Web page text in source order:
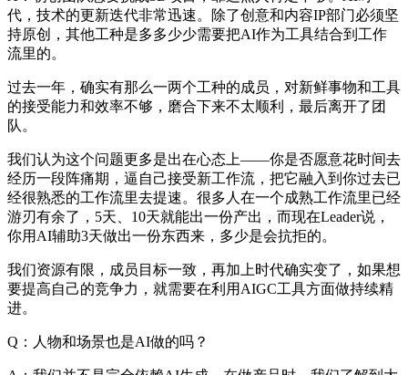
代，技术的更新迭代非常迅速。除了创意和内容IP部门必须坚
持原创，其他工种是多多少少需要把AI作为工具结合到工作
流里的。
过去一年，确实有那么一两个工种的成员，对新鲜事物和工具
的接受能力和效率不够，磨合下来不太顺利，最后离开了团
队。
我们认为这个问题更多是出在心态上——你是否愿意花时间去
经历一段阵痛期，逼自己接受新工作流，把它融入到你过去已
经很熟悉的工作流里去提速。很多人在一个成熟工作流里已经
游刃有余了，5天、10天就能出一份产出，而现在Leader说，
你用AI辅助3天做出一份东西来，多少是会抗拒的。
我们资源有限，成员目标一致，再加上时代确实变了，如果想
要提高自己的竞争力，就需要在利用AIGC工具方面做持续精
进。
Q：人物和场景也是AI做的吗？